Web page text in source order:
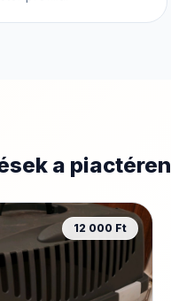
a piactéren
12 000 Ft